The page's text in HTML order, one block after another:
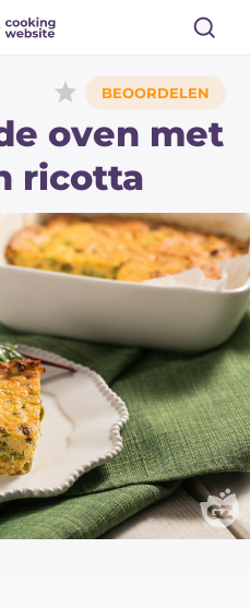
oven met
ricotta